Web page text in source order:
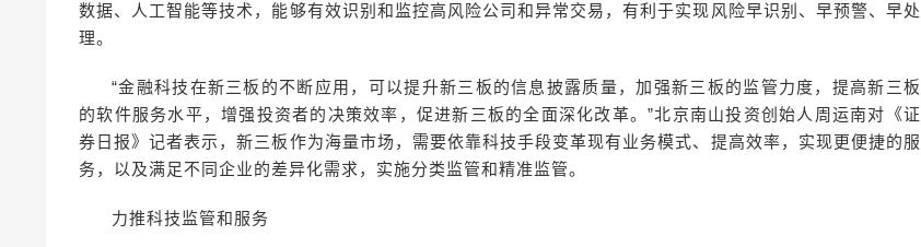
数据、人工智能等技术，能够有效识别和监控高风险公司和异常交易，有利于实现风险早识别、早预警、早处
理。
“金融科技在新三板的不断应用，可以提升新三板的信息披露质量，加强新三板的监管力度，提高新三板
的软件服务水平，增强投资者的决策效率，促进新三板的全面深化改革。”北京南山投资创始人周运南对《证
券日报》记者表示，新三板作为海量市场，需要依靠科技手段变革现有业务模式、提高效率，实现更便捷的服
务，以及满足不同企业的差异化需求，实施分类监管和精准监管。
力推科技监管和服务